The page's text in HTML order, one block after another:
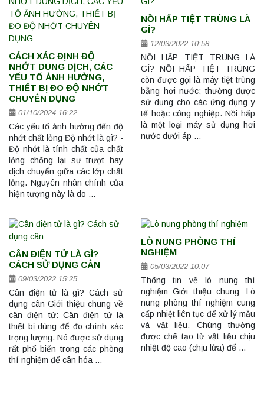
CÁCH XÁC ĐỊNH ĐỘ
NHỚT DUNG DỊCH, CÁC
YẾU TỐ ẢNH HƯỞNG,
THIẾT BỊ ĐO ĐỘ NHỚT
CHUYÊN DỤNG
01/10/2024 16:22
Các yếu tố ảnh hưởng đến độ
nhớt chất lỏng Độ nhớt là gì? -
Độ nhớt là tính chất của chất
lỏng chống lại sự trượt hay
dịch chuyển giữa các lớp chất
lỏng. Nguyên nhân chính của
hiện tượng này là do …
NỒI HẤP TIỆT TRÙNG LÀ
GÌ?
12/03/2022 10:58
NỒI HẤP TIỆT TRÙNG LÀ
GÌ? NỒI HẤP TIỆT TRÙNG
còn được gọi là máy tiệt trùng
bằng hơi nước; thường được
sử dụng cho các ứng dụng y
tế hoặc công nghiệp. Nồi hấp
là một loại máy sử dụng hơi
nước dưới áp …
CÂN ĐIỆN TỬ LÀ GÌ?
CÁCH SỬ DỤNG CÂN
09/03/2022 15:25
Cân điện tử là gì? Cách sử
dụng cân Giới thiệu chung về
cân điện tử: Cân điện tử là
thiết bị dùng để đo chính xác
trọng lượng. Nó được sử dụng
rất phổ biến trong các phòng
thí nghiệm để cân hóa …
LÒ NUNG PHÒNG THÍ
NGHIỆM
05/03/2022 10:07
Thông tin về lò nung thí
nghiệm Giới thiệu chung: Lò
nung phòng thí nghiệm cung
cấp nhiệt liên tục để xử lý mẫu
và vật liệu. Chúng thường
được chế tạo từ vật liệu chịu
nhiệt độ cao (chịu lửa) để …